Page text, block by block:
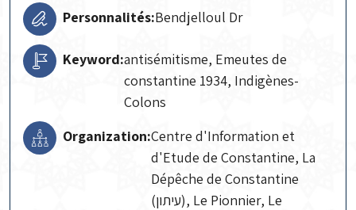
Personnalités:Bendjelloul Dr
Keyword:antisémitisme, Emeutes de
constantine 1934, Indigènes-
Colons
Organization:Centre d'Information et
d'Etude de Constantine, La
Dépêche de Constantine
(עיתון), Le Pionnier, Le